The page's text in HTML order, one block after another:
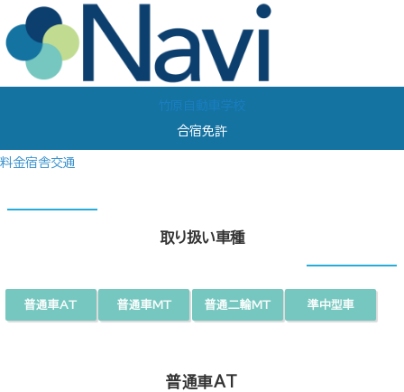
竹原自動車学校
合宿免許
料金宿舎交通
取り扱い車種
普通車MT
普通車AT 普通二輪MT 準中型車
普通車AT